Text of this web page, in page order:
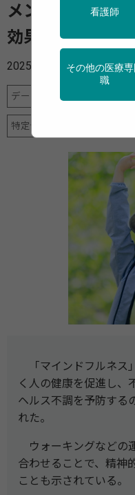
メンタルヘルス
効果を検証
2025年01月27日
データヘルス計画 メン
特定保健指導
「マインドフルネス
く人の健康を促進し、
ヘルス不調を予防する
れた。
ウォーキングなどの
合わせることで、精神
ことも示されている。
看護師
その他の医療専
職